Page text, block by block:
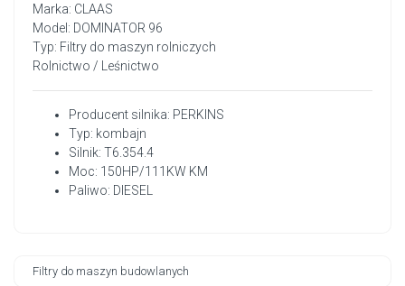
Marka: CLAAS
Model: DOMINATOR 96
Typ: Filtry do maszyn rolniczych
Rolnictwo / Leśnictwo
Producent silnika: PERKINS
Typ: kombajn
Silnik: T6.354.4
Moc: 150HP/111KW KM
Paliwo: DIESEL
Filtry do maszyn budowlanych